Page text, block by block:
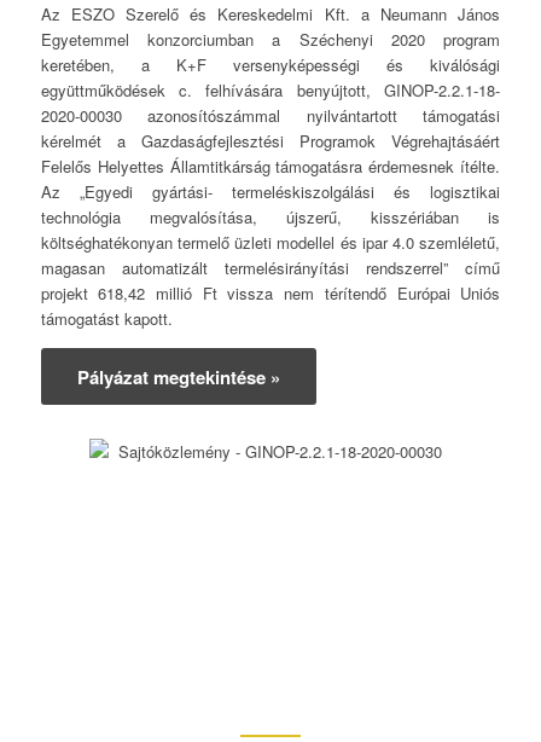
Az ESZO Szerelő és Kereskedelmi Kft. a Neumann János
Egyetemmel konzorciumban a Széchenyi 2020 program
keretében, a K+F versenyképességi és kiválósági
együttműködések c. felhívására benyújtott, GINOP-2.2.1-18-
2020-00030 azonosítószámmal nyilvántartott támogatási
kérelmét a Gazdaságfejlesztési Programok Végrehajtásáért
Felelős Helyettes Államtitkárság támogatásra érdemesnek ítélte.
Az „Egyedi gyártási- termeléskiszolgálási és logisztikai
technológia megvalósítása, újszerű, kisszériában is
költséghatékonyan termelő üzleti modellel és ipar 4.0 szemléletű,
magasan automatizált termelésirányítási rendszerrel” című
projekt 618,42 millió Ft vissza nem térítendő Európai Uniós
támogatást kapott.
Pályázat megtekintése »